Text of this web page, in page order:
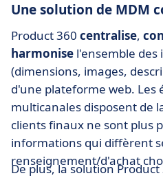
Une solution de MDM
Product 360 centralise,
harmonise l'ensemble
(dimensions, images,
d'une plateforme web. Les
multicanales disposent de
clients finaux ne sont plus
informations qui diffèrent
renseignement/d'achat
De plus, la solution Product